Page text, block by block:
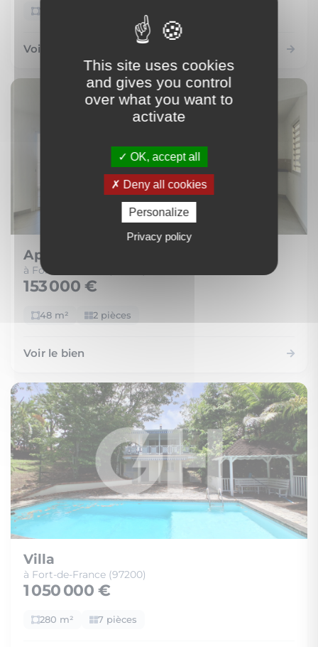
Voir le bien
Appartement
à Fort-de-France (97200)
153 000 €
48 m² 2 pièces
Voir le bien
Villa
à Fort-de-France (97200)
1 050 000 €
280 m² 7 pièces
This site uses cookies
and gives you control
over what you want to
activate
OK, accept all
Deny all cookies
Personalize
Privacy policy